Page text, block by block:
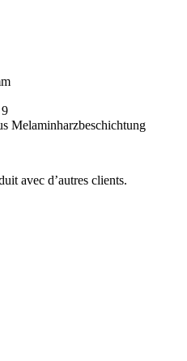
9
Melaminharzbeschichtung
avec d’autres clients.